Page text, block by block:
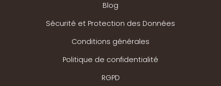
Blog
Sécurité et Protection des Données
Conditions générales
Politique de confidentialité
RGPD